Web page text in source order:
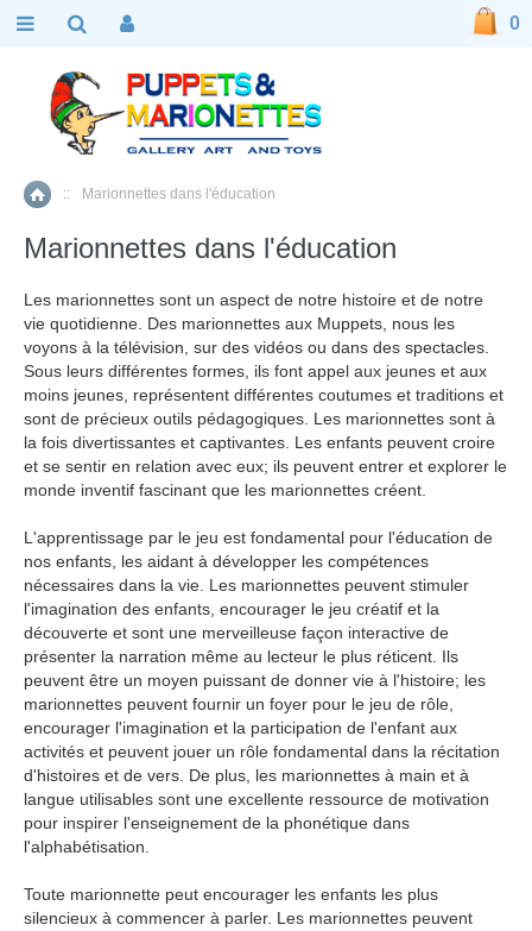
Accueil
:: Marionnettes dans l'éducation
Marionnettes dans l'éducation
Les marionnettes sont un aspect de notre histoire et de notre
vie quotidienne. Des marionnettes aux Muppets, nous les
voyons à la télévision, sur des vidéos ou dans des spectacles.
Sous leurs différentes formes, ils font appel aux jeunes et aux
moins jeunes, représentent différentes coutumes et traditions et
sont de précieux outils pédagogiques. Les marionnettes sont à
la fois divertissantes et captivantes. Les enfants peuvent croire
et se sentir en relation avec eux; ils peuvent entrer et explorer le
monde inventif fascinant que les marionnettes créent.
L'apprentissage par le jeu est fondamental pour l'éducation de
nos enfants, les aidant à développer les compétences
nécessaires dans la vie. Les marionnettes peuvent stimuler
l'imagination des enfants, encourager le jeu créatif et la
découverte et sont une merveilleuse façon interactive de
présenter la narration même au lecteur le plus réticent. Ils
peuvent être un moyen puissant de donner vie à l'histoire; les
marionnettes peuvent fournir un foyer pour le jeu de rôle,
encourager l'imagination et la participation de l'enfant aux
activités et peuvent jouer un rôle fondamental dans la récitation
d'histoires et de vers. De plus, les marionnettes à main et à
langue utilisables sont une excellente ressource de motivation
pour inspirer l'enseignement de la phonétique dans
l'alphabétisation.
Toute marionnette peut encourager les enfants les plus
silencieux à commencer à parler. Les marionnettes peuvent
0